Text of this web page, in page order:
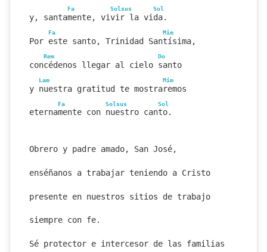
Fa Solsus Sol
y, santamente, vivir la vida.
Fa Mim
Por este santo, Trinidad Santísima,
Rem Do
concédenos llegar al cielo santo
Lam Mim
y nuestra gratitud te mostraremos
Fa Solsus Sol
eternamente con nuestro canto.
Obrero y padre amado, San José,
enséñanos a trabajar teniendo a Cristo
presente en nuestros sitios de trabajo
siempre con fe.
Sé protector e intercesor de las familias